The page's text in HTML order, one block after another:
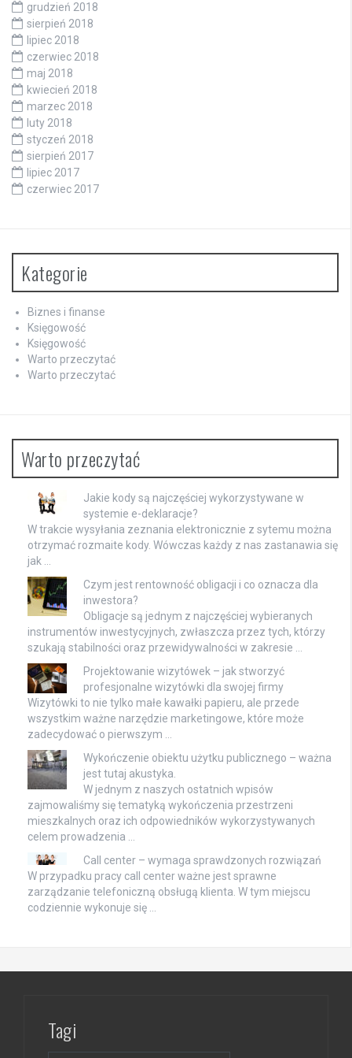
grudzień 2018
sierpień 2018
lipiec 2018
czerwiec 2018
maj 2018
kwiecień 2018
marzec 2018
luty 2018
styczeń 2018
sierpień 2017
lipiec 2017
czerwiec 2017
Kategorie
Biznes i finanse
Księgowość
Księgowość
Warto przeczytać
Warto przeczytać
Warto przeczytać
Jakie kody są najczęściej wykorzystywane w
systemie e-deklaracje?
W trakcie wysyłania zeznania elektronicznie z sytemu można
otrzymać rozmaite kody. Wówczas każdy z nas zastanawia się
jak …
Czym jest rentowność obligacji i co oznacza dla
inwestora?
Obligacje są jednym z najczęściej wybieranych
instrumentów inwestycyjnych, zwłaszcza przez tych, którzy
szukają stabilności oraz przewidywalności w zakresie …
Projektowanie wizytówek – jak stworzyć
profesjonalne wizytówki dla swojej firmy
Wizytówki to nie tylko małe kawałki papieru, ale przede
wszystkim ważne narzędzie marketingowe, które może
zadecydować o pierwszym …
Wykończenie obiektu użytku publicznego – ważna
jest tutaj akustyka.
W jednym z naszych ostatnich wpisów
zajmowaliśmy się tematyką wykończenia przestrzeni
mieszkalnych oraz ich odpowiedników wykorzystywanych
celem prowadzenia …
Call center – wymaga sprawdzonych rozwiązań
W przypadku pracy call center ważne jest sprawne
zarządzanie telefoniczną obsługą klienta. W tym miejscu
codziennie wykonuje się …
Tagi